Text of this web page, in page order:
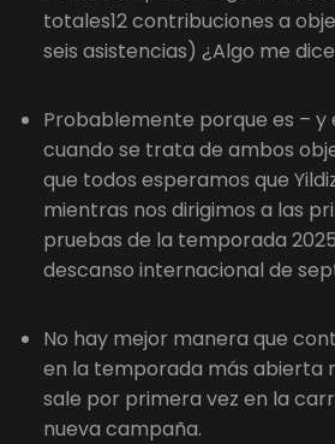
totales12 contribuciones a
seis asistencias) ¿Algo me
Probablemente porque es –
cuando se trata de ambos
que todos esperamos que
mientras nos dirigimos a las
pruebas de la temporada
descanso internacional de
No hay mejor manera que
en la temporada más abierta
sale por primera vez en la
nueva campaña.